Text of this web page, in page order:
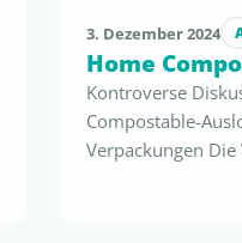
Transparenz in
Kommunikation
3. Dezember 2024
Home
Kontroverse
Compostable-
Verpackungen